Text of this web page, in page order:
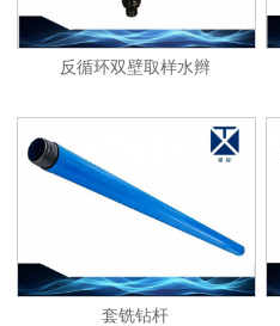
反循环双壁取样水辫
套铣钻杆